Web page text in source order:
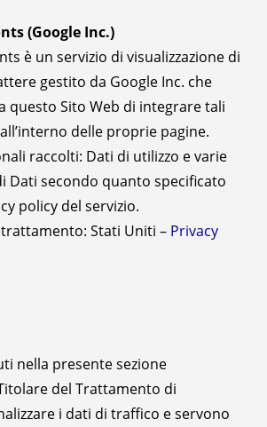
(Google Inc.)
è un servizio di visualizzazione di
gestito da Google Inc. che
questo Sito Web di integrare tali
delle proprie pagine.
raccolti: Dati di utilizzo e varie
Dati secondo quanto specificato
policy del servizio.
Stati Uniti – Privacy
nella presente sezione
del Trattamento di
i dati di traffico e servono